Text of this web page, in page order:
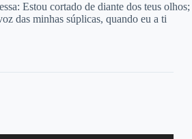
Estou cortado de diante dos teus olhos;
das minhas súplicas, quando eu a ti